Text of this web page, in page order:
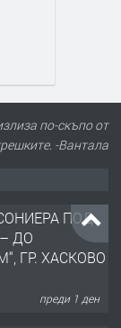
по-скъпо от
-Вантала
ПОД
ДО
ГР. ХАСКОВО
преди 1 ден